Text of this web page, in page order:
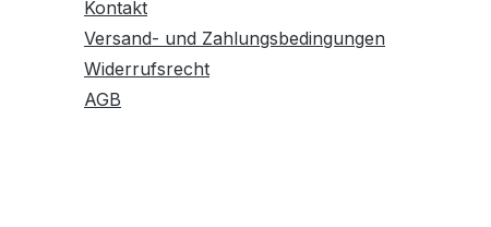
Kontakt
Versand- und Zahlungsbedingungen
Widerrufsrecht
AGB